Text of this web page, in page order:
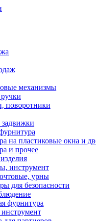
механизмы
поворотники
на пластиковые окна и
и прочее
инструмент
урны
для безопасности
фурнитура